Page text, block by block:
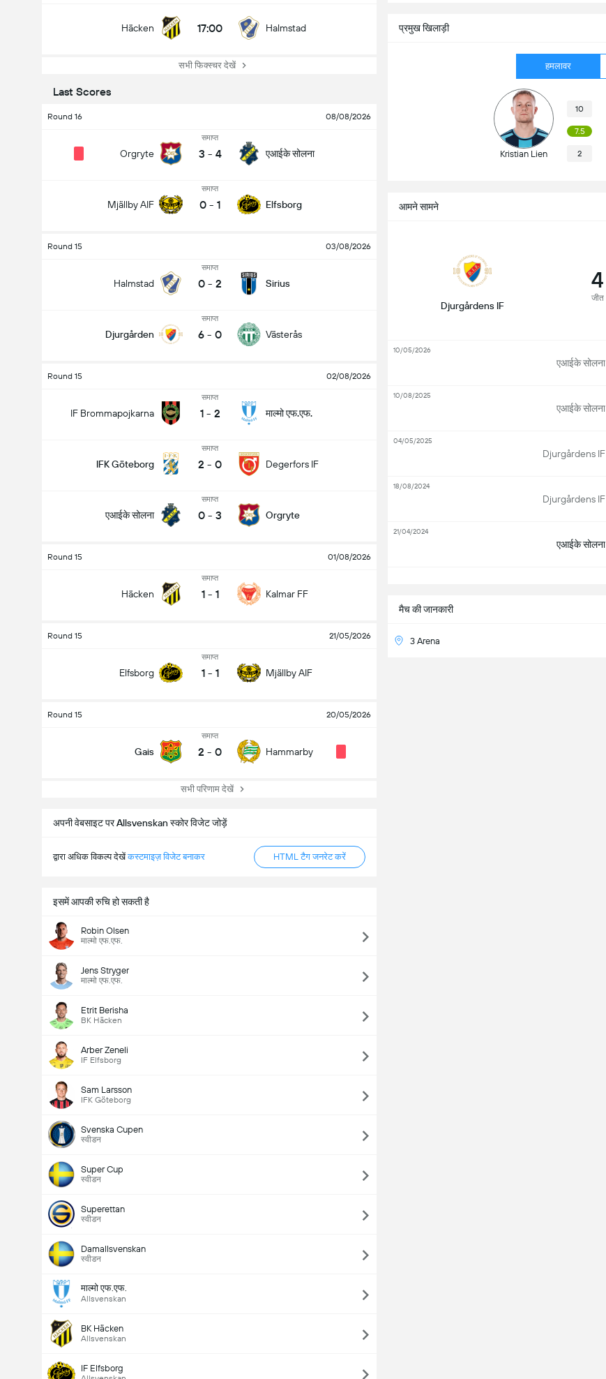
Häcken 17:00 Halmstad
सभी फिक्स्चर देखें
Last Scores
Round 16 08/08/2026
Orgryte
समाप्त
3 - 4 एआईके सोलना
Mjällby AIF
समाप्त
0 - 1 Elfsborg
Round 15 03/08/2026
Halmstad
समाप्त
0 - 2 Sirius
Djurgården
समाप्त
6 - 0 Västerås
Round 15 02/08/2026
IF Brommapojkarna
समाप्त
1 - 2 माल्मो एफ.एफ.
IFK Göteborg
समाप्त
2 - 0 Degerfors IF
एआईके सोलना
समाप्त
0 - 3 Orgryte
Round 15 01/08/2026
Häcken
समाप्त
1 - 1 Kalmar FF
Round 15 21/05/2026
Elfsborg
समाप्त
1 - 1 Mjällby AIF
Round 15 20/05/2026
Gais
समाप्त
2 - 0 Hammarby
सभी परिणाम देखें
अपनी वेबसाइट पर Allsvenskan स्कोर विजेट जोड़ें
द्वारा अधिक विकल्प देखेंकस्टमाइज़ विजेट बनाकर HTML टैग जनरेट करें
इसमें आपकी रुचि हो सकती है
Robin Olsen
माल्मो एफ.एफ.
Jens Stryger
माल्मो एफ.एफ.
Etrit Berisha
BK Häcken
Arber Zeneli
IF Elfsborg
Sam Larsson
IFK Göteborg
Svenska Cupen
स्वीडन
Super Cup
स्वीडन
Superettan
स्वीडन
Damallsvenskan
स्वीडन
माल्मो एफ.एफ.
Allsvenskan
BK Häcken
Allsvenskan
IF Elfsborg
प्रमुख खिलाड़ी
हमलावर
Kristian Lien
10
7.5
2
मैच की जानकारी
3 Arena
आमने सामने
Djurgårdens IF
4
जीत
एआईके सोलना
10/05/2026
एआईके सोलना
10/08/2025
Djurgårdens IF
04/05/2025
Djurgårdens IF
18/08/2024
एआईके सोलना
21/04/2024